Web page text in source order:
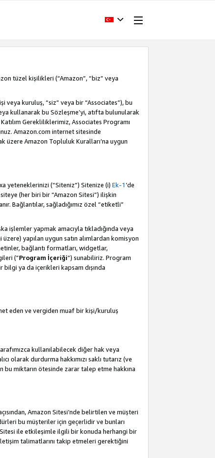
tüzel kişilikleri (“Amazon”, “biz” veya
veya kuruluş, “siz” veya bir “Associates”), bu
kullanarak bu Sözleşme’yi, atıfta bulunularak
Gerekliliklerimiz, Associates Programı
Amazon.com internet sitesinde
üzere Amazon Topluluk Kuralları’na uygun
yeteneklerinizi (“Siteniz”) Sitenize (i) Ek-1’de
(her biri bir “Amazon Sitesi”) ilişkin
Bağlantılar, sağladığımız özel “etiketli”
işlemler yapmak amacıyla tıkladığında veya
yapılan uygun satın alımlardan komisyon
bağlantı formatları, widgetlar,
(”Program İçeriği”) sunabiliriz. Program
ya da içerikleri kapsam dışında
eden ve vergiden muaf bir kişi/kuruluş
kullanılabilecek diğer hak veya
olarak durdurma hakkımızı saklı tutarız (ve
bu miktarın ötesinde zarar talep etme hakkına
Amazon Sitesi’nde belirtilen ve müşteri
bu müşteriler için geçerlidir ve bunları
ile etkileşimle ilgili bir konuda herhangi bir
talimatlarını takip etmeleri gerektiğini